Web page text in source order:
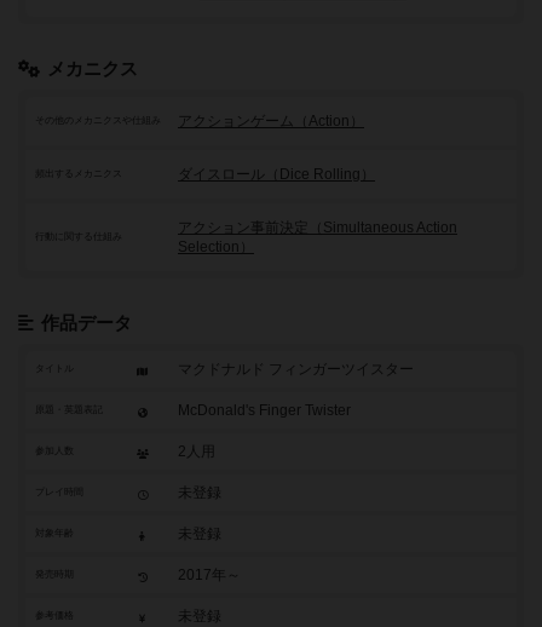
メカニクス
その他のメカニクスや仕組み アクションゲーム（Action）
頻出するメカニクス ダイスロール（Dice Rolling）
行動に関する仕組み
アクション事前決定（Simultaneous Action
Selection）
作品データ
タイトル マクドナルド フィンガーツイスター
McDonald's Finger Twister
参加人数 2人用
未登録
未登録
2017年～
参考価格 未登録